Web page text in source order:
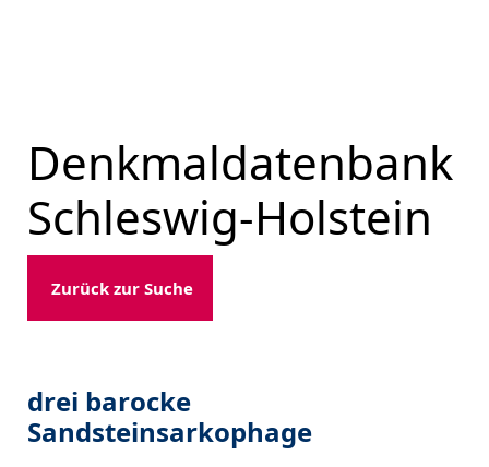
Denkmaldatenbank
Schleswig-Holstein
Zurück zur Suche
drei barocke
Sandsteinsarkophage